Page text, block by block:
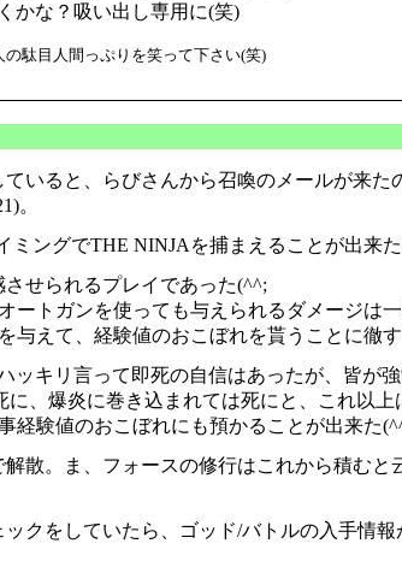
かな？吸い出し専用に(笑)
駄目人間っぷりを笑って下さい(笑)
いると、らびさんから召喚のメールが来
。
ングでTHE NINJAを捕まえることが出来た
せられるプレイであった(^^;
ートガンを使っても与えられるダメージ
与えて、経験値のおこぼれを貰うことに徹
ッキリ言って即死の自信はあったが、皆
、爆炎に巻き込まれては死にと、これ以
経験値のおこぼれにも預かることが出来た
散。ま、フォースの修行はこれから積む
クをしていたら、ゴッド/バトルの入手情